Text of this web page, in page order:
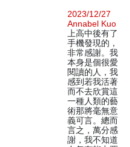
2023/12/27
Annabel Kuo
上高中後有了
手機發現的，
非常感謝。我
本身是個很愛
閱讀的人，我
感到若我活著
而不去欣賞這
一種人類的藝
術那將毫無意
義可言。總而
言之，萬分感
謝，我不知道